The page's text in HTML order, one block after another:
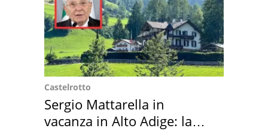
Castelrotto
Sergio Mattarella in
vacanza in Alto Adige: la